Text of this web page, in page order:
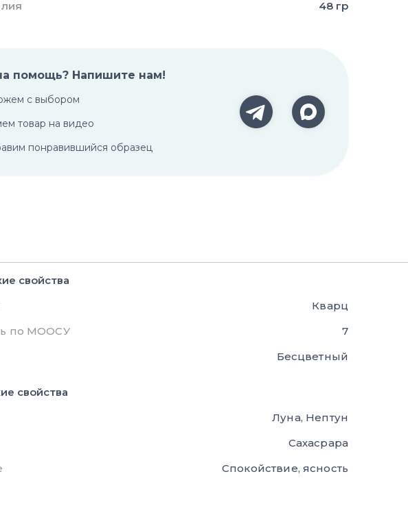
48 гр
помощь? Напишите нам!
с выбором
товар на видео
понравившийся образец
свойства
Кварц
по МООСУ
7
Бесцветный
свойства
Луна, Нептун
Сахасрара
Спокойствие, ясность